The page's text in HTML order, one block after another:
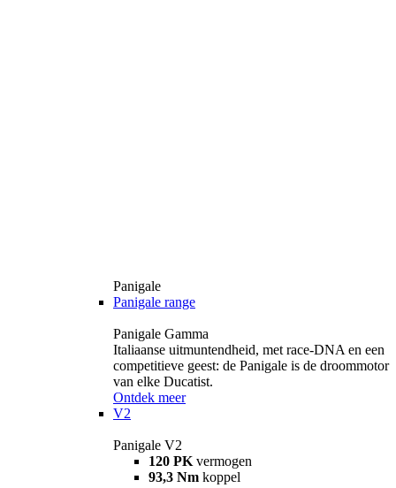
Panigale
Panigale range
Panigale Gamma
Italiaanse uitmuntendheid, met race-DNA en een
competitieve geest: de Panigale is de droommotor
van elke Ducatist.
Ontdek meer
V2
Panigale V2
120 PK vermogen
93,3 Nm koppel